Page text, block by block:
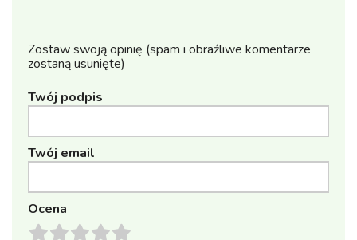
Zostaw swoją opinię (spam i obraźliwe komentarze
zostaną usunięte)
Twój podpis
Twój email
Ocena